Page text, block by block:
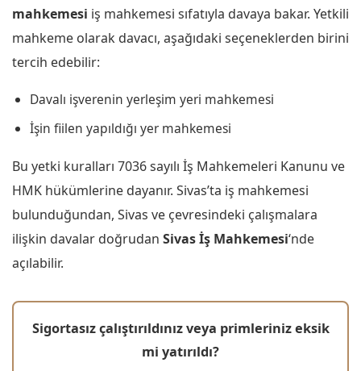
mahkemesi iş mahkemesi sıfatıyla davaya bakar. Yetkili
mahkeme olarak davacı, aşağıdaki seçeneklerden birini
tercih edebilir:
Davalı işverenin yerleşim yeri mahkemesi
İşin fiilen yapıldığı yer mahkemesi
Bu yetki kuralları 7036 sayılı İş Mahkemeleri Kanunu ve
HMK hükümlerine dayanır. Sivas’ta iş mahkemesi
bulunduğundan, Sivas ve çevresindeki çalışmalara
ilişkin davalar doğrudan Sivas İş Mahkemesi‘nde
açılabilir.
Sigortasız çalıştırıldınız veya primleriniz eksik
mi yatırıldı?